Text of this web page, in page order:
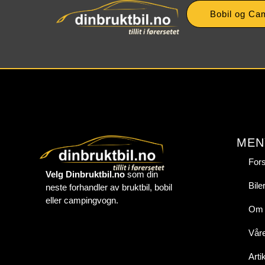
Bobil og
Velg Dinbruktbil.nosom din
neste forhandler av bruktbil, bobil
eller campingvogn.
Om